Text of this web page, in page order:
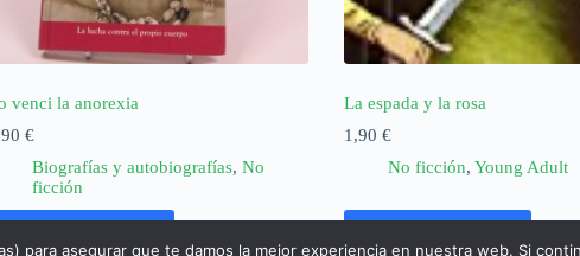
venci la anorexia
€
Biografías y autobiografías, No
ficción
La espada y la rosa
1,90 €
No ficción,Young Adult
para asegurar que te damos la mejor experiencia en nuestra web. Si